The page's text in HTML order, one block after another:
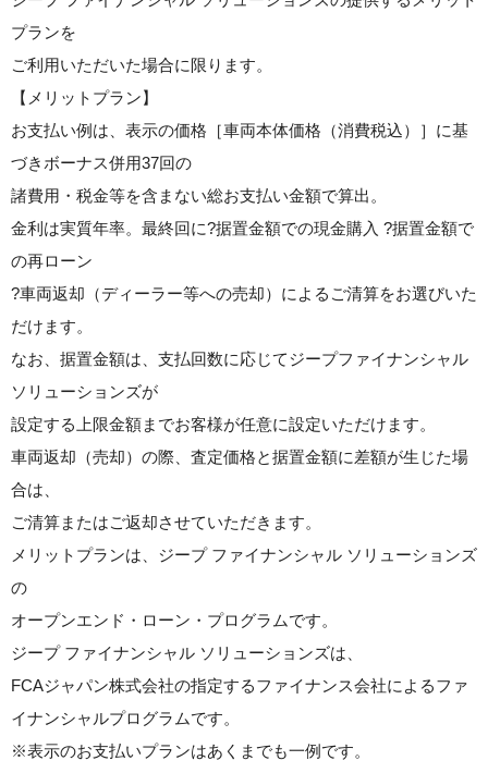
プランを
ご利用いただいた場合に限ります。
【メリットプラン】
お支払い例は、表示の価格［車両本体価格（消費税込）］に基
づきボーナス併用37回の
諸費用・税金等を含まない総お支払い金額で算出。
金利は実質年率。最終回に?据置金額での現金購入 ?据置金額で
の再ローン
?車両返却（ディーラー等への売却）によるご清算をお選びいた
だけます。
なお、据置金額は、支払回数に応じてジープファイナンシャル
ソリューションズが
設定する上限金額までお客様が任意に設定いただけます。
車両返却（売却）の際、査定価格と据置金額に差額が生じた場
合は、
ご清算またはご返却させていただきます。
メリットプランは、ジープ ファイナンシャル ソリューションズ
の
オープンエンド・ローン・プログラムです。
ジープ ファイナンシャル ソリューションズは、
FCAジャパン株式会社の指定するファイナンス会社によるファ
イナンシャルプログラムです。
※表示のお支払いプランはあくまでも一例です。